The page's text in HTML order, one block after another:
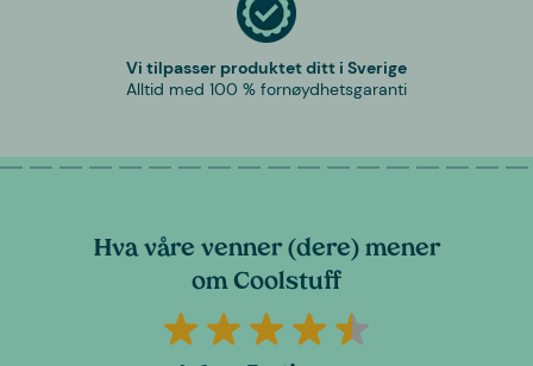
Vi tilpasser produktet ditt i Sverige
Alltid med 100 % fornøydhetsgaranti
Hva våre venner (dere) mener
om Coolstuff